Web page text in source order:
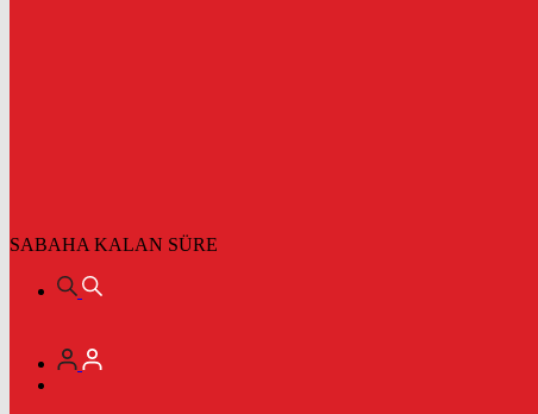
SABAHA KALAN SÜRE